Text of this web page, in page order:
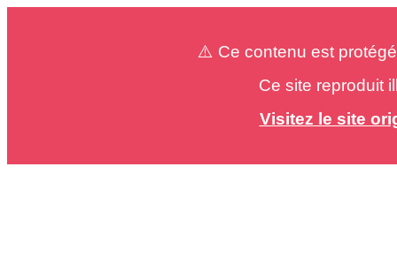
⚠️ Ce contenu est
Ce site reproduit
Visitez le site